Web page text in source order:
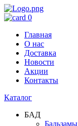
0
Главная
О нас
Доставка
Новости
Акции
Контакты
Каталог
БАД
Бальзамы